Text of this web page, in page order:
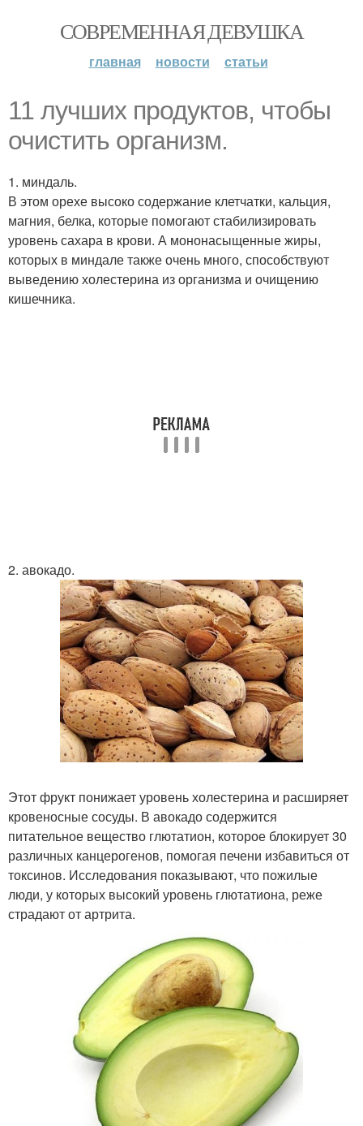
СОВРЕМЕННАЯ ДЕВУШКА
главная новости статьи
11 лучших продуктов, чтобы
очистить организм.
1. миндаль.
В этом орехе высоко содержание клетчатки, кальция,
магния, белка, которые помогают стабилизировать
уровень сахара в крови. А мононасыщенные жиры,
которых в миндале также очень много, способствуют
выведению холестерина из организма и очищению
кишечника.
2. авокадо.
Этот фрукт понижает уровень холестерина и расширяет
кровеносные сосуды. В авокадо содержится
питательное вещество глютатион, которое блокирует 30
различных канцерогенов, помогая печени избавиться от
токсинов. Исследования показывают, что пожилые
люди, у которых высокий уровень глютатиона, реже
страдают от артрита.